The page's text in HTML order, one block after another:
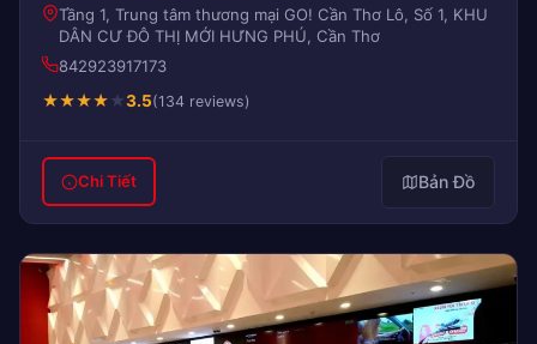
Tầng 1, Trung tâm thương mại GO! Cần Thơ Lô, Số 1, KHU
DÂN CƯ ĐÔ THỊ MỚI HƯNG PHÚ, Cần Thơ
842923917173
★★★★★3.5(134 reviews)
Chi Tiết Bản Đồ